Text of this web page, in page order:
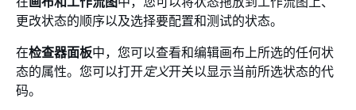
更改状态的顺序以及选择要配置和测试的状态。
在检查器面板中，您可以查看和编辑画布上所选的任何状
态的属性。您可以打开定义开关以显示当前所选状态的代
码。